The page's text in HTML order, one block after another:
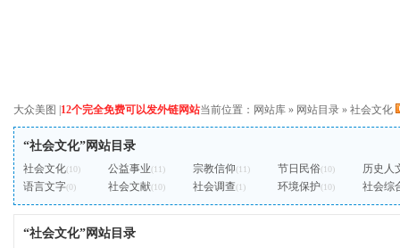
大众美图 12个完全免费可以发外链网站当前位置： 网站库 » 网站目录 » 社会文化
“社会文化”网站目录
社会文化(10) 公益事业(11) 宗教信仰(11) 节日民俗(10)
历史人
语言文字(0) 社会文献(10) 社会调查(1) 环境保护(10) 社会综
“社会文化”网站目录